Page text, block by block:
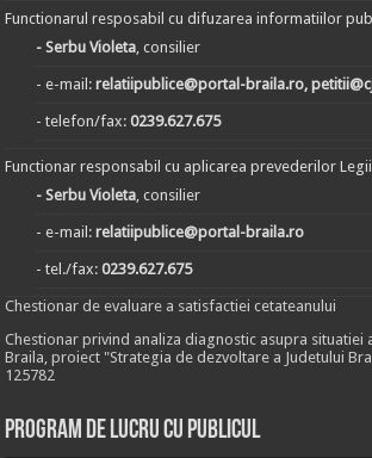
Functionarul resposabil cu difuzarea informatiilor
- Serbu Violeta , consilier
- e-mail:relatiipublice@portal-braila.ro,
- telefon/fax:0239.627.675
Functionar responsabil cu aplicarea prevederilor
- Serbu Violeta , consilier
- e-mail:relatiipublice@portal-braila.ro
- tel./fax:0239.627.675
Chestionar de evaluare a satisfactiei cetateanului
Chestionar privind analiza diagnostic asupra situatiei
Braila, proiect "Strategia de dezvoltare a Judetului
125782
Program de lucru cu publicul